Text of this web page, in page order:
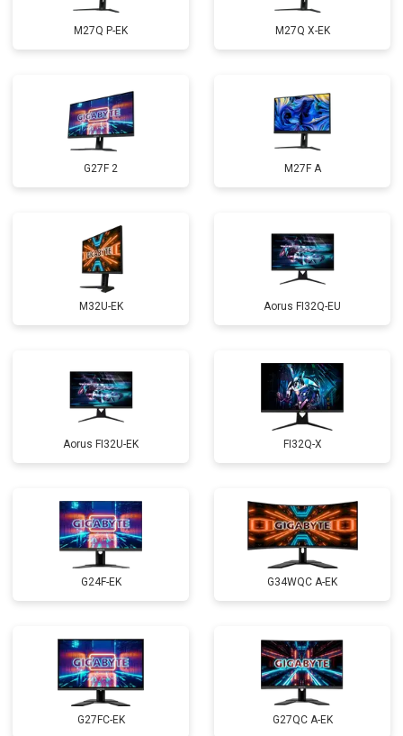
M27Q P-EK M27Q X-EK
G27F 2 M27F A
M32U-EK Aorus FI32Q-EU
Aorus FI32U-EK FI32Q-X
G24F-EK G34WQC A-EK
G27FC-EK G27QC A-EK